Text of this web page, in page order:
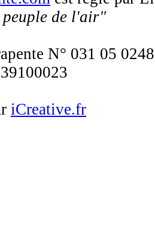
peuple de l'air"
N° 031 05 0248
iCreative.fr